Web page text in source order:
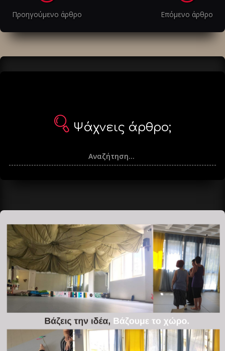
στα
άρθρα
Προηγούμενο άρθρο Επόμενο άρθρο
Ψάχνεις άρθρο;